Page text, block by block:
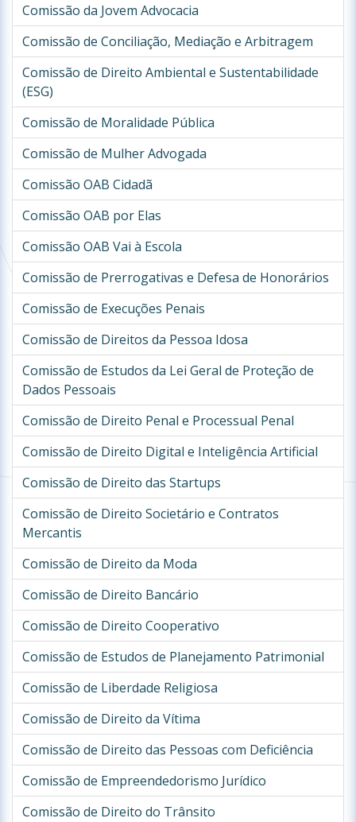
Comissão da Jovem Advocacia
Comissão de Conciliação, Mediação e Arbitragem
Comissão de Direito Ambiental e Sustentabilidade
(ESG)
Comissão de Moralidade Pública
Comissão de Mulher Advogada
Comissão OAB Cidadã
Comissão OAB por Elas
Comissão OAB Vai à Escola
Comissão de Prerrogativas e Defesa de Honorários
Comissão de Execuções Penais
Comissão de Direitos da Pessoa Idosa
Comissão de Estudos da Lei Geral de Proteção de
Dados Pessoais
Comissão de Direito Penal e Processual Penal
Comissão de Direito Digital e Inteligência Artificial
Comissão de Direito das Startups
Comissão de Direito Societário e Contratos
Mercantis
Comissão de Direito da Moda
Comissão de Direito Bancário
Comissão de Direito Cooperativo
Comissão de Estudos de Planejamento Patrimonial
Comissão de Liberdade Religiosa
Comissão de Direito da Vítima
Comissão de Direito das Pessoas com Deficiência
Comissão de Empreendedorismo Jurídico
Comissão de Direito do Trânsito